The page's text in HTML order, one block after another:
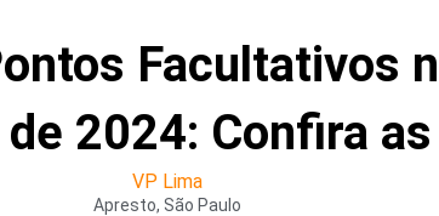
Facultativos
2024: Confira
VP Lima
Apresto, São Paulo